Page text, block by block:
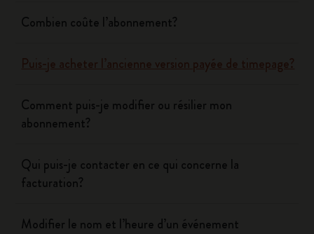
Combien coûte l’abonnement?
Puis-je acheter l’ancienne version payée de timepage?
Comment puis-je modifier ou résilier mon
abonnement?
Qui puis-je contacter en ce qui concerne la
facturation?
Modifier le nom et l’heure d’un événement